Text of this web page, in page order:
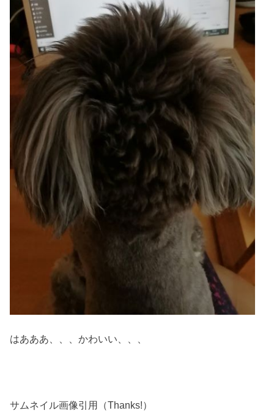
はあああ、、、かわいい、、、
サムネイル画像引用（Thanks!）